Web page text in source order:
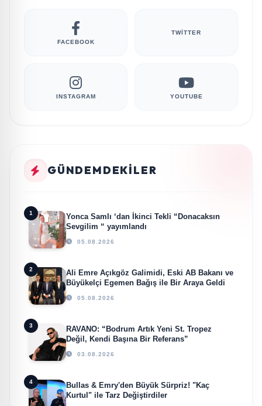
FACEBOOK
TWITTER
INSTAGRAM YOUTUBE
GÜNDEMDEKILER
1
Yonca Samlı ‘dan İkinci Tekli “Donacaksın
Sevgilim “ yayımlandı
05.08.2026
2
Ali Emre Açıkgöz Galimidi, Eski AB Bakanı ve
Büyükelçi Egemen Bağış ile Bir Araya Geldi
05.08.2026
3
RAVANO: “Bodrum Artık Yeni St. Tropez
Değil, Kendi Başına Bir Referans”
03.08.2026
4
Bullas & Emry'den Büyük Sürpriz! "Kaç
Kurtul" ile Tarz Değiştirdiler